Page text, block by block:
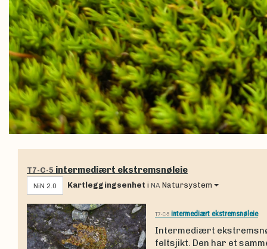
T7-C-5 intermediært ekstremsnøleie
NiN 2.0 Kartleggingsenhet i NA Natursystem
T7-C-5 intermediært ekstremsnøleie
Intermediært
feltsjikt. Den har et